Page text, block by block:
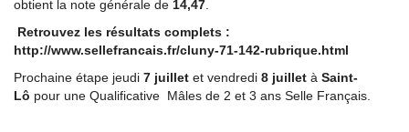
obtient la note générale de 14,47
Retrouvez les résultats complets :
http://www.sellefrancais.fr/cluny-71-142-rubrique.html
Prochaine étape jeudi 7 juillet et vendredi 8 juillet à Saint-
Lô pour une Qualificative Mâles de 2 et 3 ans Selle Français.